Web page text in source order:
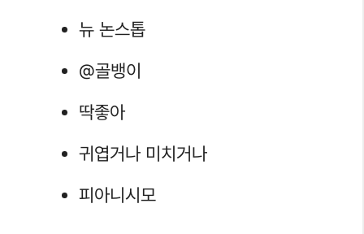
뉴 논스톱
@골뱅이
딱좋아
귀엽거나 미치거나
피아니시모